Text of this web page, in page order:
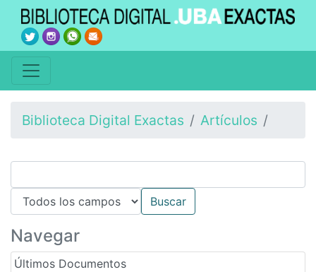
Biblioteca Digital Exactas Artículos
Navegar
Últimos Documentos